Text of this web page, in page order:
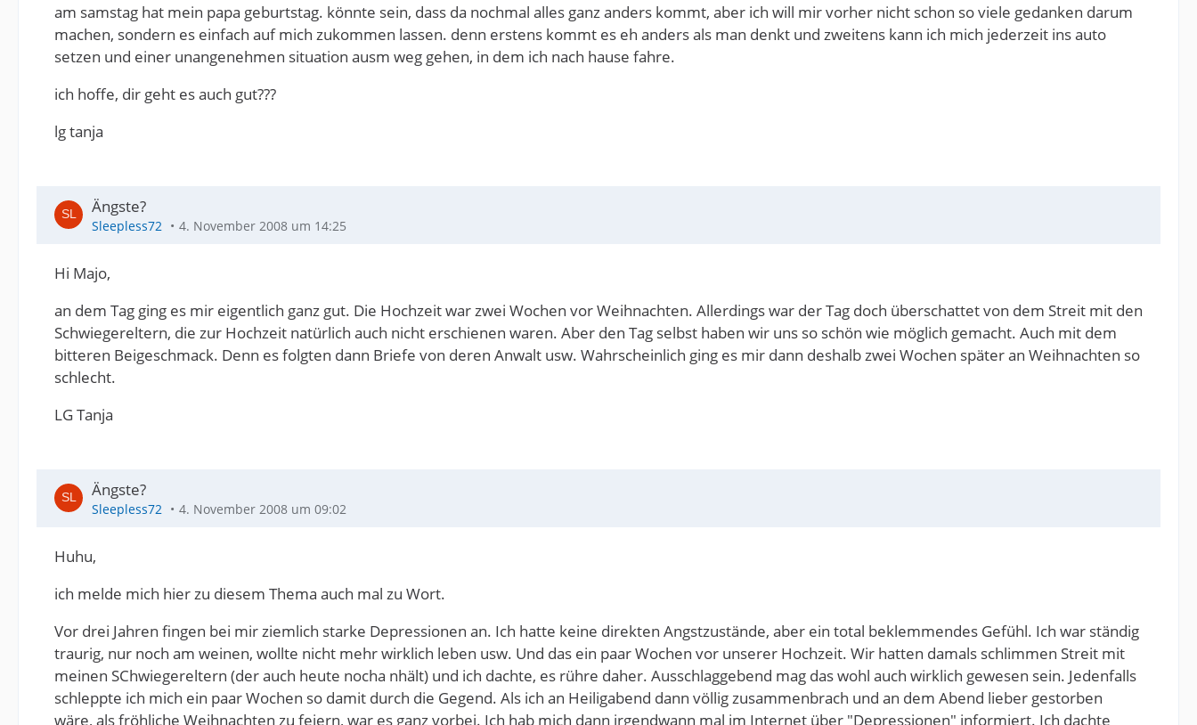
am samstag hat mein papa geburtstag. könnte sein, dass da nochmal alles ganz anders kommt, aber ich will mir vorher nicht schon so viele gedanken darum
machen, sondern es einfach auf mich zukommen lassen. denn erstens kommt es eh anders als man denkt und zweitens kann ich mich jederzeit ins auto
setzen und einer unangenehmen situation ausm weg gehen, in dem ich nach hause fahre.
ich hoffe, dir geht es auch gut???
lg tanja
Ängste?
Sleepless72 4. November 2008 um 14:25
Hi Majo,
an dem Tag ging es mir eigentlich ganz gut. Die Hochzeit war zwei Wochen vor Weihnachten. Allerdings war der Tag doch überschattet von dem Streit mit den
Schwiegereltern, die zur Hochzeit natürlich auch nicht erschienen waren. Aber den Tag selbst haben wir uns so schön wie möglich gemacht. Auch mit dem
bitteren Beigeschmack. Denn es folgten dann Briefe von deren Anwalt usw. Wahrscheinlich ging es mir dann deshalb zwei Wochen später an Weihnachten so
schlecht.
LG Tanja
Ängste?
Sleepless72 4. November 2008 um 09:02
Huhu,
ich melde mich hier zu diesem Thema auch mal zu Wort.
Vor drei Jahren fingen bei mir ziemlich starke Depressionen an. Ich hatte keine direkten Angstzustände, aber ein total beklemmendes Gefühl. Ich war ständig
traurig, nur noch am weinen, wollte nicht mehr wirklich leben usw. Und das ein paar Wochen vor unserer Hochzeit. Wir hatten damals schlimmen Streit mit
meinen SChwiegereltern (der auch heute nocha nhält) und ich dachte, es rühre daher. Ausschlaggebend mag das wohl auch wirklich gewesen sein. Jedenfalls
schleppte ich mich ein paar Wochen so damit durch die Gegend. Als ich an Heiligabend dann völlig zusammenbrach und an dem Abend lieber gestorben
wäre, als fröhliche Weihnachten zu feiern, war es ganz vorbei. Ich hab mich dann irgendwann mal im Internet über "Depressionen" informiert. Ich dachte